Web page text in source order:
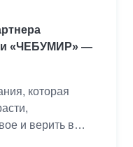
мы поможем
навыки,
[…]
«ЧЕБУМИР» —
которая
и верить в